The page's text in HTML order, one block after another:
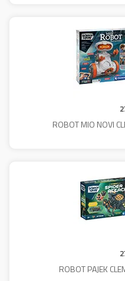
ROBOT MIO NOVI
ROBOT PAJEK